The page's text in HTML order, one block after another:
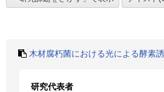
木材腐朽菌における光による酵素
研究代表者